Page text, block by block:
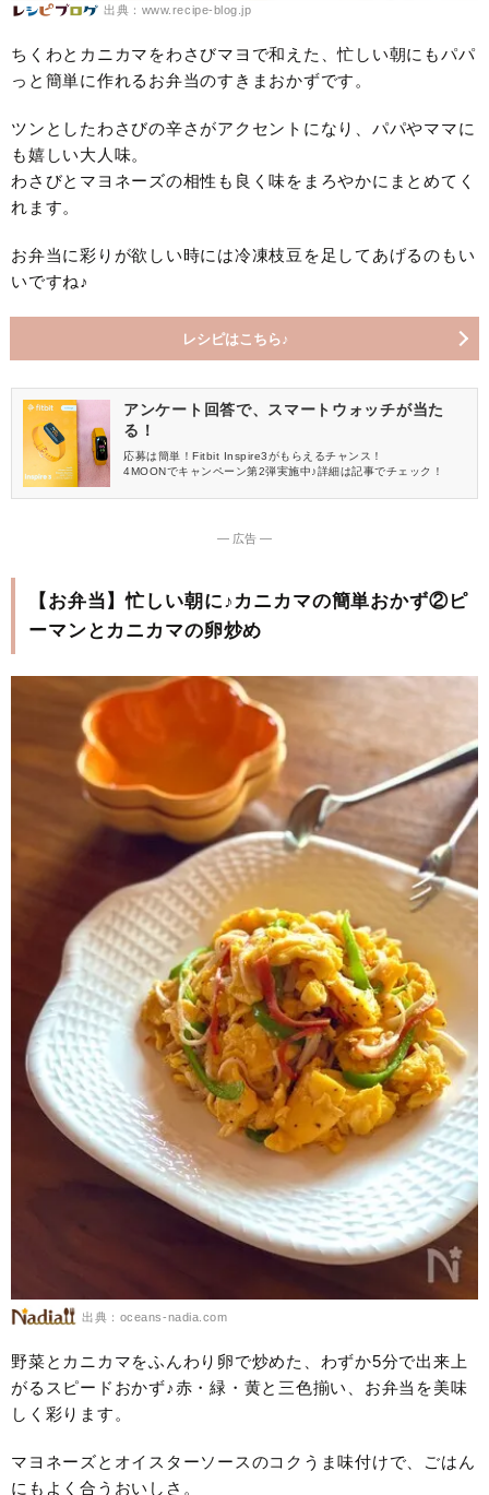
出典：www.recipe-blog.jp
ちくわとカニカマをわさびマヨで和えた、忙しい朝にもパパ
っと簡単に作れるお弁当のすきまおかずです。
ツンとしたわさびの辛さがアクセントになり、パパやママに
も嬉しい大人味。
わさびとマヨネーズの相性も良く味をまろやかにまとめてく
れます。
お弁当に彩りが欲しい時には冷凍枝豆を足してあげるのもい
いですね♪
レシピはこちら♪
アンケート回答で、スマートウォッチが当た
る！
応募は簡単！Fitbit Inspire3がもらえるチャンス！
4MOONでキャンペーン第2弾実施中♪詳細は記事でチェック！
― 広告 ―
【お弁当】忙しい朝に♪カニカマの簡単おかず②ピ
ーマンとカニカマの卵炒め
出典：oceans-nadia.com
野菜とカニカマをふんわり卵で炒めた、わずか5分で出来上
がるスピードおかず♪赤・緑・黄と三色揃い、お弁当を美味
しく彩ります。
マヨネーズとオイスターソースのコクうま味付けで、ごはん
にもよく合うおいしさ。